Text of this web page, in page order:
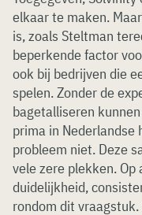
elkaar te maken.
is, zoals Steltman
beperkende factor
ook bij bedrijven die
spelen. Zonder de
bagetalliseren
prima in Nederlandse
probleem niet. Deze
vele zere plekken.
duidelijkheid,
rondom dit